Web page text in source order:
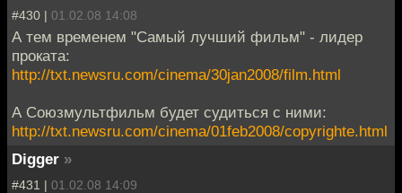
#430 | 01.02.08 14:08
А тем временем "Самый лучший фильм" - лидер
проката:
http://txt.newsru.com/cinema/30jan2008/film.html
А Союзмультфильм будет судиться с ними:
http://txt.newsru.com/cinema/01feb2008/copyrighte.html
Digger »
#431 | 01.02.08 14:09